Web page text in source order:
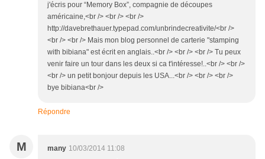
j'écris pour “Memory Box”, compagnie de découpes
américaine,<br /> <br /> <br />
http://davebrethauer.typepad.com/unbrindecreativite/<br />
<br /> <br /> Mais mon blog personnel de carterie "stamping
with bibiana" est écrit en anglais..<br /> <br /> <br /> Tu peux
venir faire un tour dans les deux si ca t'intéresse!..<br /> <br />
<br /> un petit bonjour depuis les USA...<br /> <br /> <br />
bye bibiana<br />
Répondre
M many 10/03/2014 11:08